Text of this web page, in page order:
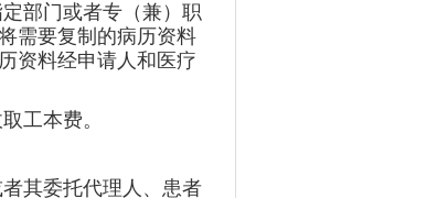
部门或者专（兼）职
需要复制的病历资料
资料经申请人和医疗
工本费。
其委托代理人、患者